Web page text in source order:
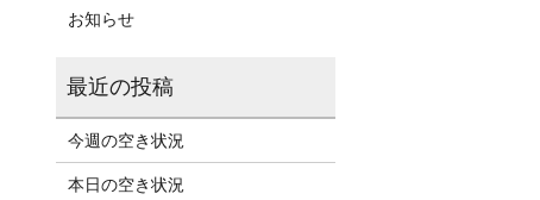
お知らせ
今週の空き状況
本日の空き状況